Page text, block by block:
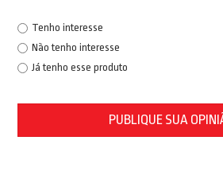
Tenho interesse
Não tenho interesse
Já tenho esse produto
PUBLIQUE SUA